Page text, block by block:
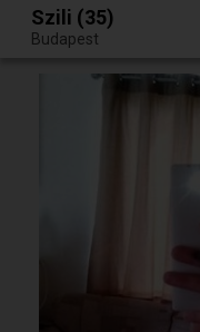
Egy jó randiból bármi lehet.
Szili (35)
Budapest